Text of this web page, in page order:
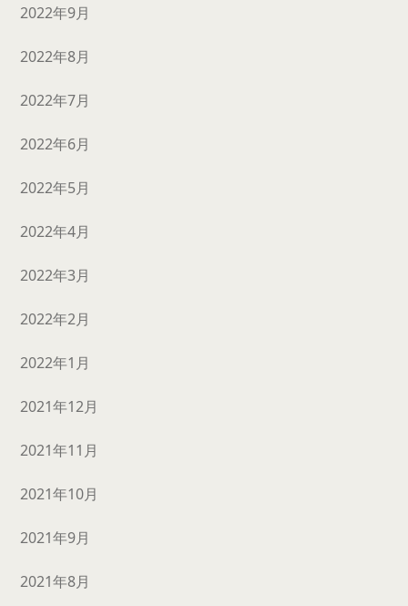
2022年9月
2022年8月
2022年7月
2022年6月
2022年5月
2022年4月
2022年3月
2022年2月
2022年1月
2021年12月
2021年11月
2021年10月
2021年9月
2021年8月